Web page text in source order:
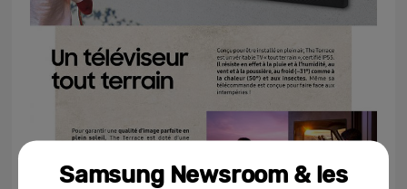
Samsung Newsroom & les